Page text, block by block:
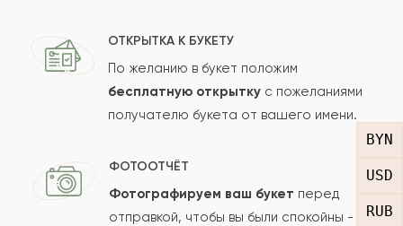
BYN
USD
RUB
Ваш e-mail
Отзыв
ОТКРЫТКА К БУКЕТУ
По желанию в букет положим
бесплатную открытку с пожеланиями
получателю букета от вашего имени.
ФОТООТЧЁТ
Фотографируем ваш букет перед
отправкой, чтобы вы были спокойны -